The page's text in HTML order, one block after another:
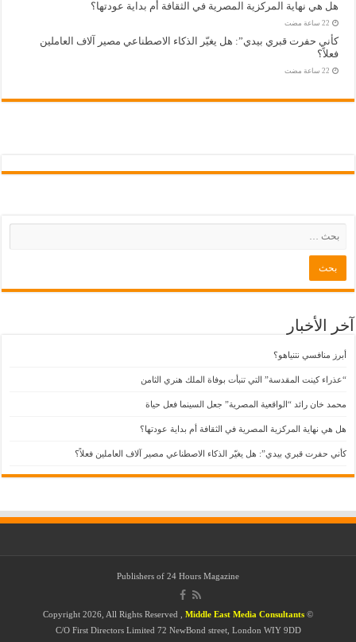
هل هي نهاية المركزية المصرية في الثقافة أم بداية عودتها؟
كأني حفرت قبري بيدي”: هل يغيّر الذكاء الاصطناعي مصير آلاف العاملين
فعلاً؟
آخر الأخبار
أبرز منافسي نتنياهو؟
“عذراء كينت المقدسة” التي تنبأت بوفاة الملك هنري الثامن
محمد خان رائد “الواقعية المصرية” جعل السينما فعل حياة
هل هي نهاية المركزية المصرية في الثقافة أم بداية عودتها؟
كأني حفرت قبري بيدي”: هل يغيّر الذكاء الاصطناعي مصير آلاف العاملين فعلاً؟
Publishers of 24 Hours Magazine
© Copyright 2026, All Rights Reserved ,
Middle East Media Consultants
C/O First Directors Limited 72 NewBond street, London WIY 9DD